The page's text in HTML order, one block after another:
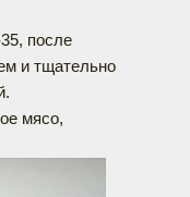
после
и тщательно
мясо,